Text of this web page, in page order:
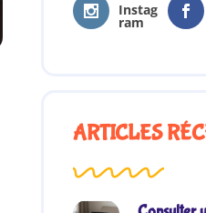
Instag
ram
ARTICLES